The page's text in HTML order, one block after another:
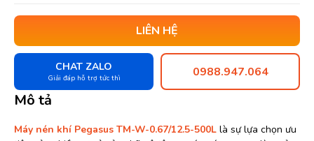
LIÊN HỆ
CHAT ZALO
Giải đáp hỗ trợ tức thì 0988.947.064
Mô tả
Máy nén khí Pegasus TM-W-0.67/12.5-500L là sự lựa chọn ưu